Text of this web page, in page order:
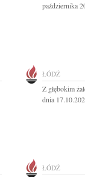
października
ŁÓDŹ
Z głębokim
dnia
ŁÓDŹ